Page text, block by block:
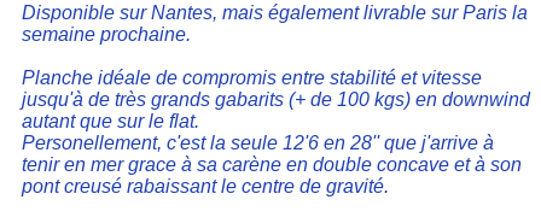
Disponible sur Nantes, mais également livrable sur Paris la
semaine prochaine.
Planche idéale de compromis entre stabilité et vitesse
jusqu'à de très grands gabarits (+ de 100 kgs) en downwind
autant que sur le flat.
Personellement, c'est la seule 12'6 en 28'' que j'arrive à
tenir en mer grace à sa carène en double concave et à son
pont creusé rabaissant le centre de gravité.